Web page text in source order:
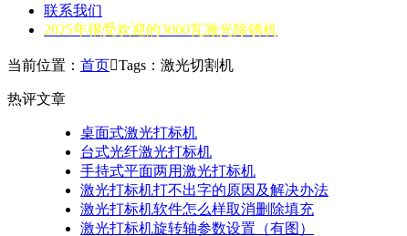
联系我们
2025年很受欢迎的3000瓦激光除锈机
当前位置： 首页Tags：激光切割机
热评文章
桌面式激光打标机
台式光纤激光打标机
手持式平面两用激光打标机
激光打标机打不出字的原因及解决办法
激光打标机软件怎么样取消删除填充
激光打标机旋转轴参数设置（有图）